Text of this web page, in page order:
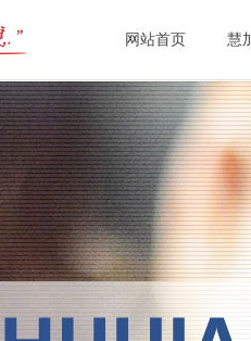
网站首页 慧